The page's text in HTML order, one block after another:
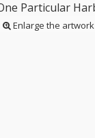
Enlarge the artwork